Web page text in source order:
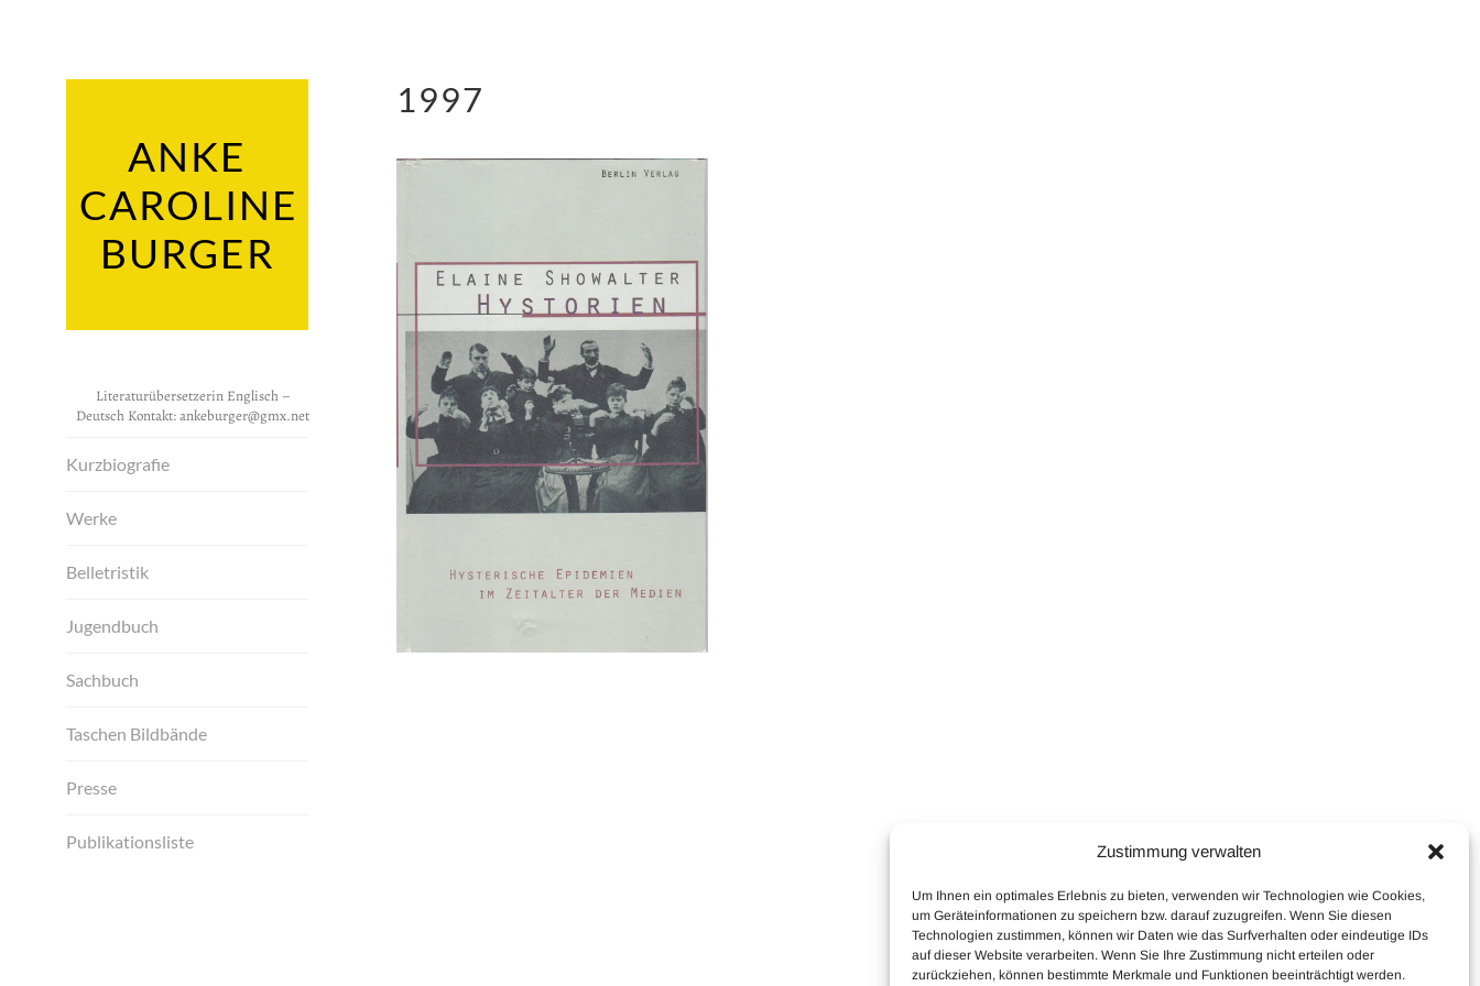
Zustimmung verwalten
Um Ihnen ein optimales Erlebnis zu bieten, verwenden wir Technologien wie Cookies,
um Geräteinformationen zu speichern bzw. darauf zuzugreifen. Wenn Sie diesen
Technologien zustimmen, können wir Daten wie das Surfverhalten oder eindeutige IDs
auf dieser Website verarbeiten. Wenn Sie Ihre Zustimmung nicht erteilen oder
zurückziehen, können bestimmte Merkmale und Funktionen beeinträchtigt werden.
ANKE
CAROLINE
BURGER
Literaturübersetzerin Englisch –
Deutsch Kontakt:ankeburger@gmx.net
Kurzbiografie
Werke
Belletristik
Jugendbuch
Sachbuch
Taschen Bildbände
Presse
Publikationsliste
1997